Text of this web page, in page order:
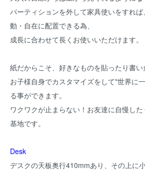
パーティションを外して家具使いをすれ
動・自在に配置できる為、
成長に合わせて長くお使いいただけます。
紙だからこそ、好きなものを貼ったり書い
お子様自身でカスタマイズをして"世界に
る事ができます。
ワクワクが止まらない！お友達に自慢し
基地です。
Desk
デスクの天板奥行410mmあり、その上に